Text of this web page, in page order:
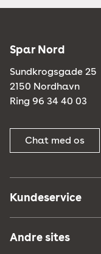
Spar Nord
Sundkrogsgade 25
2150 Nordhavn
Ring 96 34 40 03
Chat med os
Kundeservice
Andre sites